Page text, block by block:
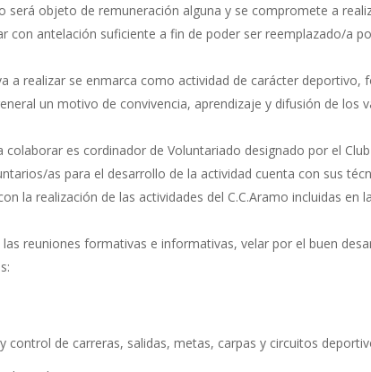
será objeto de remuneración alguna y se compromete a
con antelación suficiente a fin de poder ser reemplazado/a
a realizar se enmarca como actividad de carácter
un motivo de convivencia, aprendizaje y difusión de los
es cordinador de Voluntariado designado por el
as para el desarrollo de la actividad cuenta con sus
la realización de las actividades del C.C.Aramo incluidas en
reuniones formativas e informativas, velar por el buen
salidas, metas, carpas y circuitos